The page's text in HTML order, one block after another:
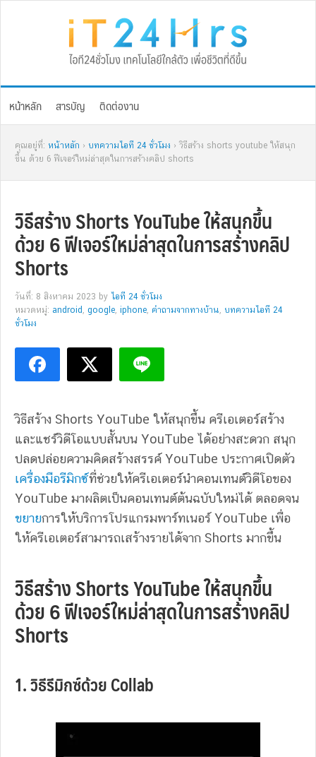
หน้าหลัก สารบัญ ติดต่องาน
คุณอยู่ที่: หน้าหลัก › บทความไอที 24 ชั่วโมง › วิธีสร้าง shorts youtube ให้สนุก
ขึ้น ด้วย 6 ฟีเจอร์ใหม่ล่าสุดในการสร้างคลิป shorts
วิธีสร้าง Shorts YouTube ให้สนุกขึ้น
ด้วย 6 ฟีเจอร์ใหม่ล่าสุดในการสร้างคลิป
Shorts
วันที่: 8 สิงหาคม 2023 by ไอที 24 ชั่วโมง
หมวดหมู่: android , google, iphone, คำถามจากทางบ้าน, บทความไอที 24
ชั่วโมง
วิธีสร้าง Shorts YouTube ให้สนุกขึ้น ครีเอเตอร์สร้าง
และแชร์วิดีโอแบบสั้นบน YouTube ได้อย่างสะดวก สนุก
ปลดปล่อยความคิดสร้างสรรค์ YouTube ประกาศเปิดตัว
เครื่องมือรีมิกซ์ที่ช่วยให้ครีเอเตอร์นำคอนเทนต์วิดีโอของ
YouTube มาผลิตเป็นคอนเทนต์ต้นฉบับใหม่ได้ ตลอดจน
ขยายการให้บริการโปรแกรมพาร์ทเนอร์ YouTube เพื่อ
ให้ครีเอเตอร์สามารถเสร้างรายได้จาก Shorts มากขึ้น
วิธีสร้าง Shorts YouTube ให้สนุกขึ้น
ด้วย 6 ฟีเจอร์ใหม่ล่าสุดในการสร้างคลิป
Shorts
1. วิธีรีมิกซ์ด้วย Collab